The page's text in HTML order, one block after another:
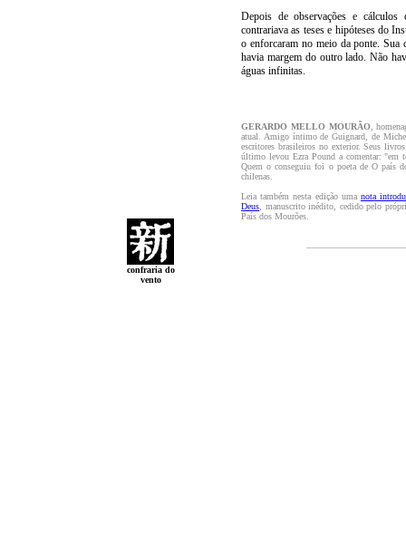
Depois de observações e
contrariava as teses e hipóteses do
o enforcaram no meio da ponte. Sua
havia margem do outro lado. Não
águas infinitas.
GERARDO MELLO MOURÃO,
atual. Amigo íntimo de Guignard, de
escritores brasileiros no exterior. Seus
último levou Ezra Pound a comentar: "em
Quem o conseguiu foi o poeta de O país
chilenas.
Leia também nesta edição uma nota
Deus , manuscrito inédito, cedido pelo
País dos Mourões.
confraria do
vento